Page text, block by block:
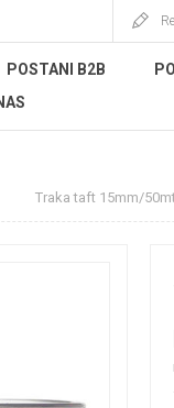
POSTANI B2B
Traka taft 15mm/